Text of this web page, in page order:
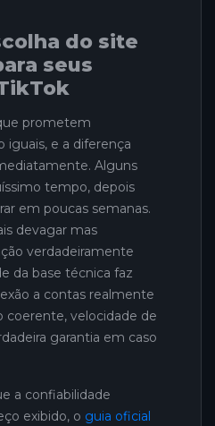
do site
seus
prometem
iguais, e a diferença
Alguns
tempo, depois
em poucas semanas.
devagar mas
verdadeiramente
da base técnica faz
a contas realmente
coerente, velocidade de
garantia em caso
a confiabilidade
exibido, o guia oficial